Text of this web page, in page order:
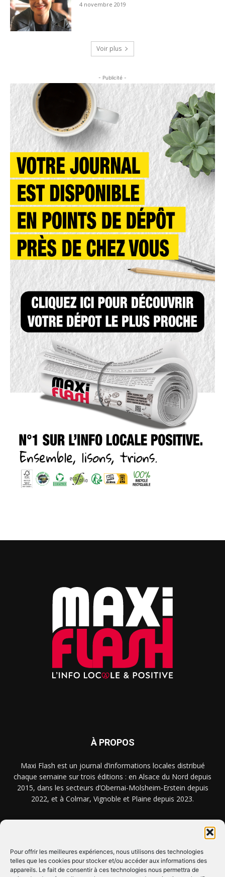
Pour offrir les meilleures expériences, nous utilisons des technologies
telles que les cookies pour stocker et/ou accéder aux informations des
appareils. Le fait de consentir à ces technologies nous permettra de
4 novembre 2019
Voir plus
- Publicité -
À PROPOS
Maxi Flash est un journal d’informations locales distribué
chaque semaine sur trois éditions : en Alsace du Nord depuis
2015, dans les secteurs d’Obernai-Molsheim-Erstein depuis
2022, et à Colmar, Vignoble et Plaine depuis 2023.
CLIQUEZ ICI !